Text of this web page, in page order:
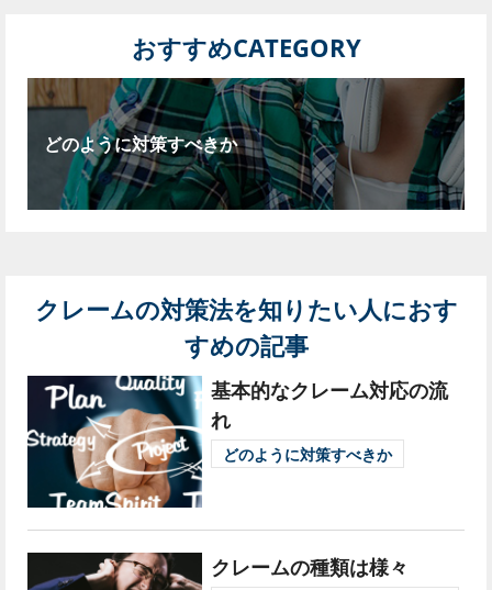
おすすめCATEGORY
どのように対策すべきか
クレームの対策法を知りたい人におす
すめの記事
基本的なクレーム対応の流
れ
どのように対策すべきか
クレームの種類は様々